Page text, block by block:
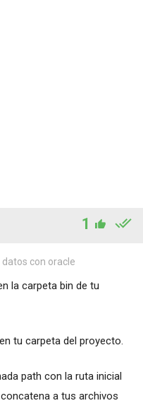
1
con oracle
la carpeta bin de tu
tu carpeta del proyecto.
path con la ruta inicial
a tus archivos